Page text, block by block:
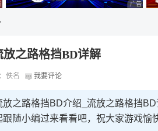
商业广告，理性选择 广告 商
之路格挡BD详解
佚名 我要评论
之路格挡BD介绍_流放之路格挡
随小编过来看看吧，祝大家游戏愉